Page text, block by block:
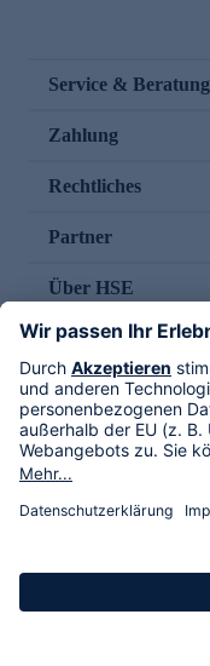
Service & Beratung
Zahlung
Rechtliches
Partner
Über HSE
Im TV
HSE International